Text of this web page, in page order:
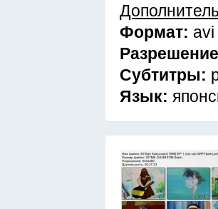
Формат: avi
Субтитры:
Язык: